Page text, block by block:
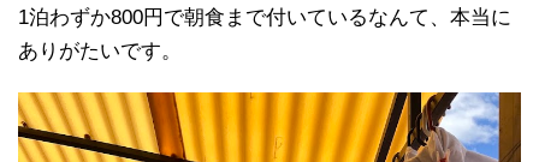
1泊わずか800円で朝食まで付いているなんて、本当に
ありがたいです。